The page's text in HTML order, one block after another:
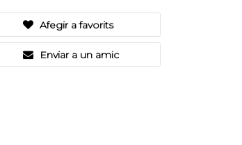
Afegir a favorits
Enviar a un amic